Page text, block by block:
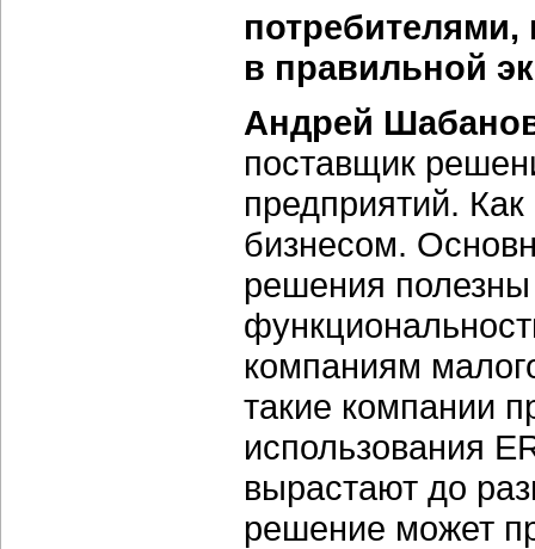
в правильной
Андрей
поставщик
предприятий.
бизнесом.
решения
компаниям
такие компании
использования
вырастают до
решение может